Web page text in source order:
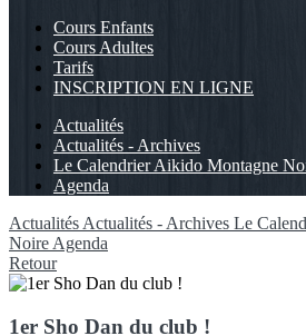
Cours Enfants
Cours Adultes
Tarifs
INSCRIPTION EN LIGNE
Actualités
Actualités - Archives
Le Calendrier Aikido Montagne
Agenda
Actualités Actualités - Archives Le
Noire Agenda
Retour
1er Sho Dan du club !